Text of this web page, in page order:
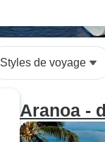
Styles de voyage
Aranoa -